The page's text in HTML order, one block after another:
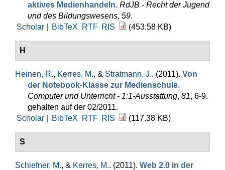
aktives Medienhandeln. RdJB - Recht der Jugend
und des Bildungswesens, 59.
Scholar |
BibTeX RTF RIS (453.58 KB)
H
Heinen, R., Kerres, M., & Stratmann, J.. (2011). Von
der Notebook-Klasse zur Medienschule.
Computer und Unterricht - 1:1-Ausstattung, 81, 6-9.
gehalten auf der 02/2011.
Scholar |
BibTeX RTF RIS (117.38 KB)
S
Schiefner, M., & Kerres, M.. (2011). Web 2.0 in der